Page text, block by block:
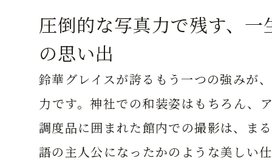
圧倒的な写真力で残す、一
の思い出
鈴華グレイスが誇るもう一つの強みが
力です。神社での和装姿はもちろん、
調度品に囲まれた館内での撮影は、ま
語の主人公になったかのような美しい